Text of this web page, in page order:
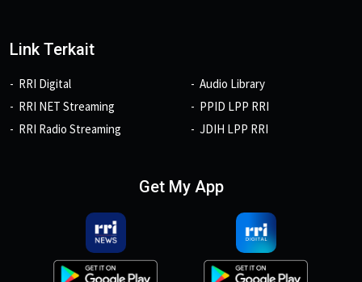
Link Terkait
RRI Digital
RRI NET Streaming
RRI Radio Streaming
Audio Library
PPID LPP RRI
JDIH LPP RRI
Get My App